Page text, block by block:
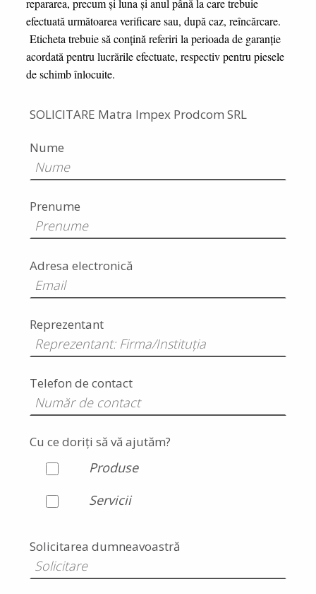
repararea, precum şi luna şi anul până la care trebuie
efectuată următoarea verificare sau, după caz, reîncărcare.
Eticheta trebuie să conţină referiri la perioada de garanţie
acordată pentru lucrările efectuate, respectiv pentru piesele
de schimb înlocuite.
SOLICITARE Matra Impex Prodcom SRL
Nume
Prenume
Adresa electronică
Reprezentant
Telefon de contact
Cu ce doriți să vă ajutăm?
Produse
Servicii
Solicitarea dumneavoastră